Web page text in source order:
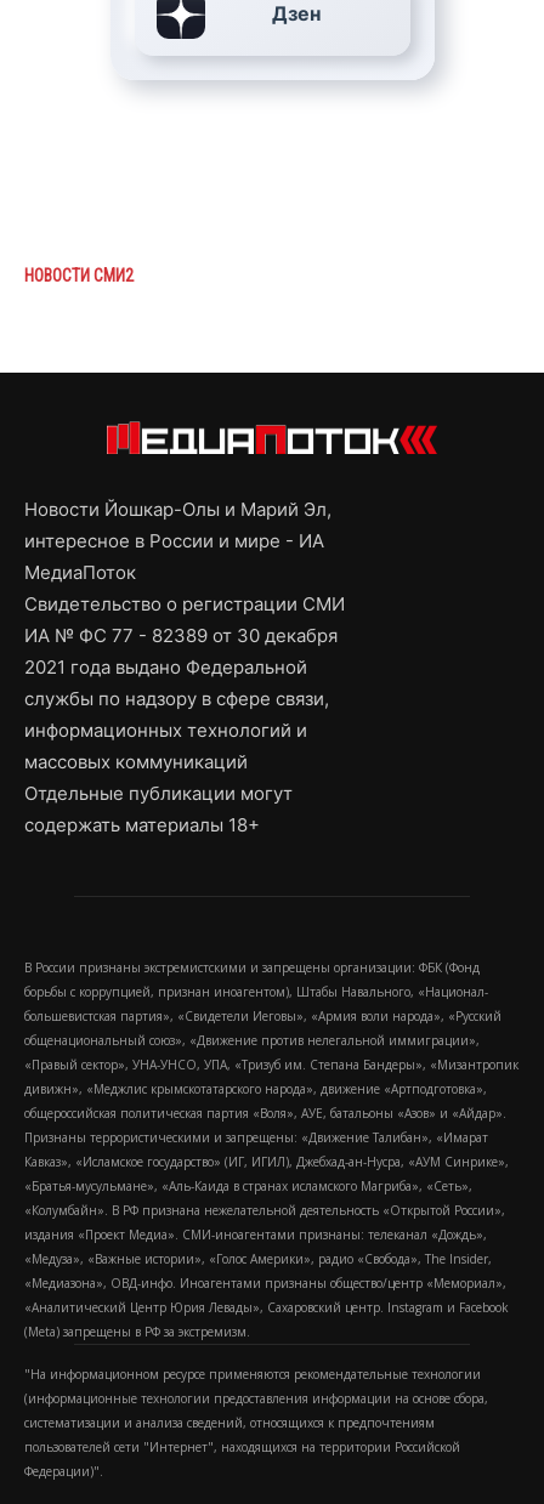
Дзен
НОВОСТИ СМИ2
Новости Йошкар-Олы и Марий Эл,
интересное в России и мире - ИА
МедиаПоток
Свидетельство о регистрации СМИ
ИА № ФС 77 - 82389 от 30 декабря
2021 года выдано Федеральной
службы по надзору в сфере связи,
информационных технологий и
массовых коммуникаций
Отдельные публикации могут
содержать материалы 18+
В России признаны экстремистскими и запрещены организации: ФБК (Фонд
борьбы с коррупцией, признан иноагентом), Штабы Навального, «Национал-
большевистская партия», «Свидетели Иеговы», «Армия воли народа», «Русский
общенациональный союз», «Движение против нелегальной иммиграции»,
«Правый сектор», УНА-УНСО, УПА, «Тризуб им. Степана Бандеры», «Мизантропик
дивижн», «Меджлис крымскотатарского народа», движение «Артподготовка»,
общероссийская политическая партия «Воля», АУЕ, батальоны «Азов» и «Айдар».
Признаны террористическими и запрещены: «Движение Талибан», «Имарат
Кавказ», «Исламское государство» (ИГ, ИГИЛ), Джебхад-ан-Нусра, «АУМ Синрике»,
«Братья-мусульмане», «Аль-Каида в странах исламского Магриба», «Сеть»,
«Колумбайн». В РФ признана нежелательной деятельность «Открытой России»,
издания «Проект Медиа». СМИ-иноагентами признаны: телеканал «Дождь»,
«Медуза», «Важные истории», «Голос Америки», радио «Свобода», The Insider,
«Медиазона», ОВД-инфо. Иноагентами признаны общество/центр «Мемориал»,
«Аналитический Центр Юрия Левады», Сахаровский центр. Instagram и Facebook
(Metа) запрещены в РФ за экстремизм.
"На информационном ресурсе применяются рекомендательные технологии
(информационные технологии предоставления информации на основе сбора,
систематизации и анализа сведений, относящихся к предпочтениям
пользователей сети "Интернет", находящихся на территории Российской
Федерации)".